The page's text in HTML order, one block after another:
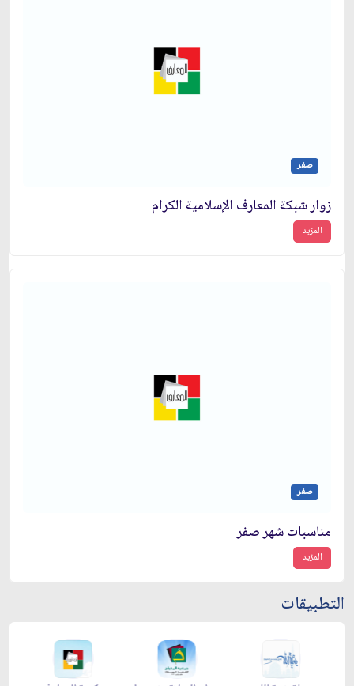
صفر
زوار شبكة المعارف الإسلامية الكرام
المزيد
صفر
مناسبات شهر صفر
المزيد
التطبيقات